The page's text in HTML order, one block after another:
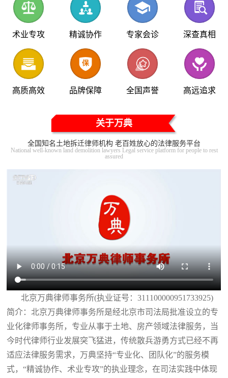
术业专攻 精诚协作 专家会诊 深查真相
高质高效 品牌保障 全国声誉 高远追求
关于万典
全国知名土地拆迁律师机构 老百姓放心的法律服务平台
National well-known land demolition lawyers Legal service platform for people to rest
assured
北京万典律师事务所(执业证号：311100000951733925)
简介：北京万典律师事务所是经北京市司法局批准设立的专
业化律师事务所，专业从事于土地、房产领域法律服务，当
今时代律师行业发展突飞猛进，传统散兵游勇方式已经不再
适应法律服务需求，万典坚持“专业化、团队化”的服务模
式，“精诚协作、术业专攻”的执业理念，在司法实践中体现